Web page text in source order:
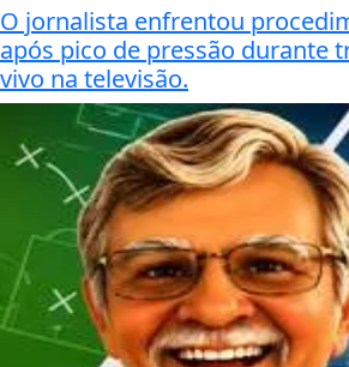
O jornalista enfrentou
após pico de pressão durante
vivo na televisão.